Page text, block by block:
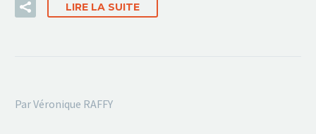
LIRE LA SUITE
Par Véronique RAFFY